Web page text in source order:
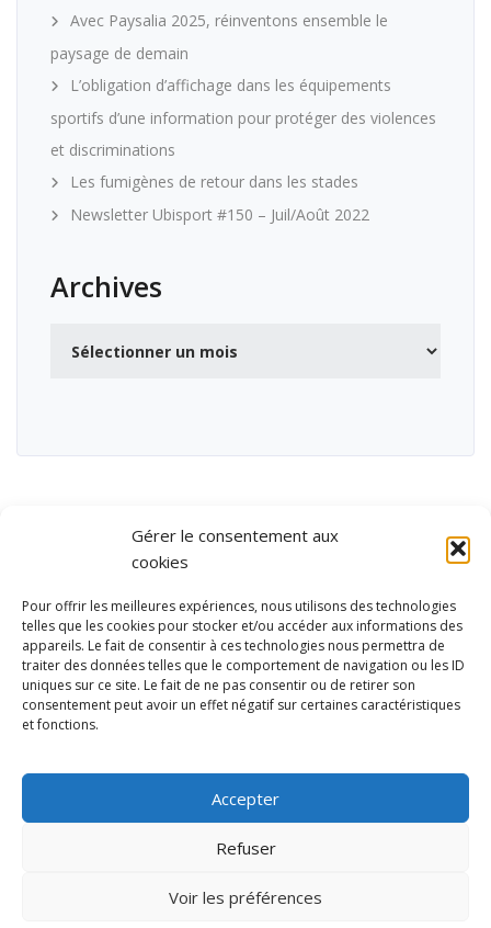
Gérer le consentement aux
cookies
Pour offrir les meilleures expériences, nous utilisons des technologies
telles que les cookies pour stocker et/ou accéder aux informations des
appareils. Le fait de consentir à ces technologies nous permettra de
traiter des données telles que le comportement de navigation ou les ID
uniques sur ce site. Le fait de ne pas consentir ou de retirer son
consentement peut avoir un effet négatif sur certaines caractéristiques
et fonctions.
Accepter
Refuser
Voir les préférences
Avec Paysalia 2025, réinventons ensemble le
paysage de demain
L’obligation d’affichage dans les équipements
sportifs d’une information pour protéger des violences
et discriminations
Les fumigènes de retour dans les stades
Newsletter Ubisport #150 – Juil/Août 2022
Archives
et de loisirs
Contact
Mentions légales